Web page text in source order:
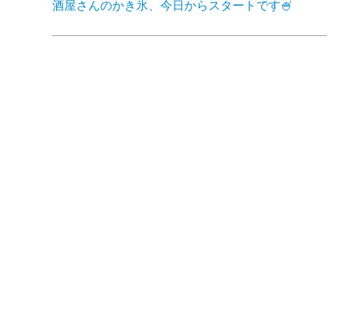
酒屋さんのかき氷、今日からスタートです🍧